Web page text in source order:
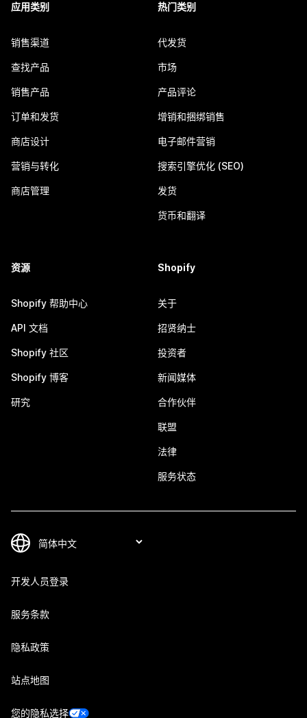
应用类别
销售渠道
查找产品
销售产品
订单和发货
商店设计
营销与转化
商店管理
热门类别
代发货
市场
产品评论
增销和捆绑销售
电子邮件营销
搜索引擎优化 (SEO)
发货
货币和翻译
资源
Shopify 帮助中心
API 文档
Shopify 社区
Shopify 博客
研究
Shopify
关于
招贤纳士
投资者
新闻媒体
合作伙伴
联盟
法律
服务状态
开发人员登录
服务条款
隐私政策
站点地图
您的隐私选择